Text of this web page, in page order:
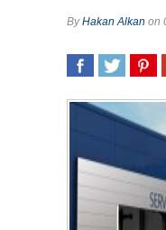
ByHakan Alkan on